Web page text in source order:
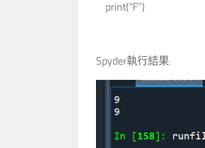
print(“F”)
Spyder執行結果: